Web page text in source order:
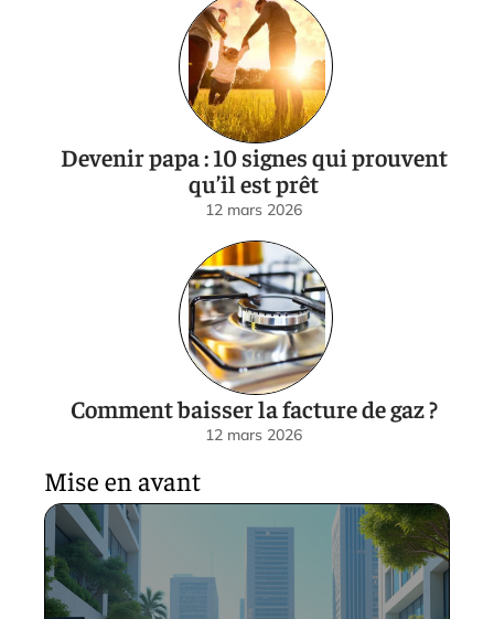
Devenir papa : 10 signes qui prouvent
qu’il est prêt
12 mars 2026
Comment baisser la facture de gaz ?
12 mars 2026
Mise en avant